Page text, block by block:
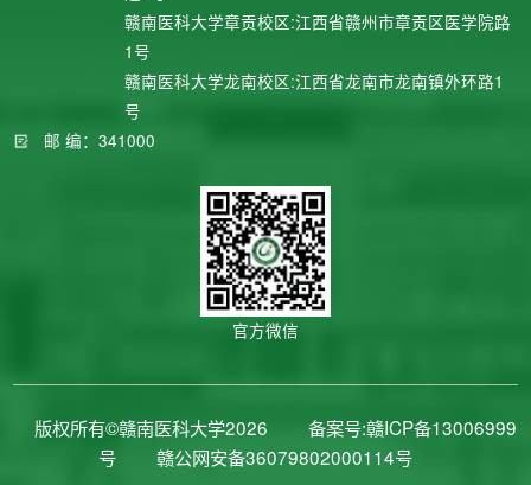
赣南医科大学章贡校区:江西省赣州市章贡区医学院路
1号
赣南医科大学龙南校区:江西省龙南市龙南镇外环路1
号
邮 编：341000
官方微信
版权所有©赣南医科大学2026
备案号:赣ICP备13006999
号
赣公网安备36079802000114号